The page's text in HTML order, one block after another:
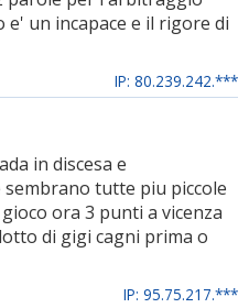
un incapace e il rigore di
IP: 80.239.242.***
in discesa e
tutte piu piccole
ora 3 punti a vicenza
di gigi cagni prima o
IP: 95.75.217.***